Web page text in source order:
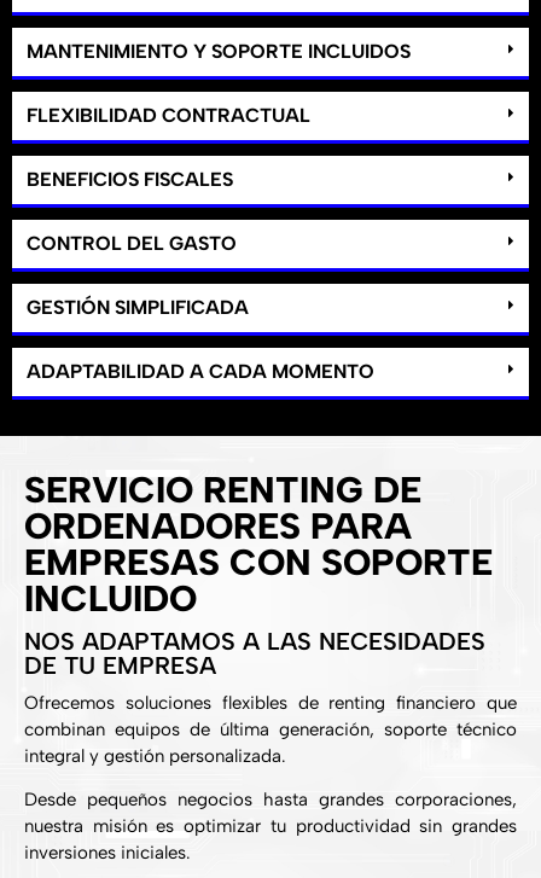
MANTENIMIENTO Y SOPORTE INCLUIDOS
FLEXIBILIDAD CONTRACTUAL
BENEFICIOS FISCALES
CONTROL DEL GASTO
GESTIÓN SIMPLIFICADA
ADAPTABILIDAD A CADA MOMENTO
SERVICIO RENTING DE
ORDENADORES PARA
EMPRESAS CON SOPORTE
INCLUIDO
NOS ADAPTAMOS A LAS NECESIDADES
DE TU EMPRESA
Ofrecemos soluciones flexibles de renting financiero que
combinan equipos de última generación, soporte técnico
integral y gestión personalizada.
Desde pequeños negocios hasta grandes corporaciones,
nuestra misión es optimizar tu productividad sin grandes
inversiones iniciales.